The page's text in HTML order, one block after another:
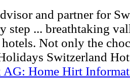
and partner for
step ... breathtaking
Not only the
Switzerland
Home Hirt